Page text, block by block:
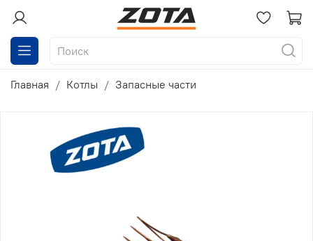
Главная Котлы Запасные части